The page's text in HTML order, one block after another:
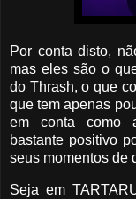
Por conta disto,
mas eles são o
do Thrash, o que
que tem apenas
em conta como
bastante positivo
seus momentos de
Seja em